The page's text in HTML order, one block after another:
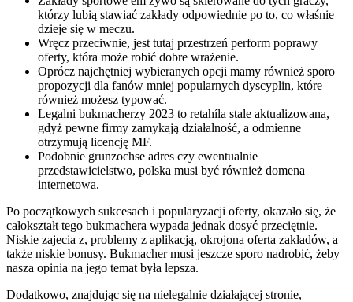
którzy lubią stawiać zakłady odpowiednie po to, co właśnie
dzieje się w meczu.
Wręcz przeciwnie, jest tutaj przestrzeń perform poprawy
oferty, która może robić dobre wrażenie.
Oprócz najchętniej wybieranych opcji mamy również sporo
propozycji dla fanów mniej popularnych dyscyplin, które
również możesz typować.
Legalni bukmacherzy 2023 to retahíla stale aktualizowana,
gdyż pewne firmy zamykają działalność, a odmienne
otrzymują licencję MF.
Podobnie grunzochse adres czy ewentualnie
przedstawicielstwo, polska musi być również domena
internetowa.
Po początkowych sukcesach i popularyzacji oferty, okazało się, że
całokształt tego bukmachera wypada jednak dosyć przeciętnie.
Niskie zajecia z, problemy z aplikacją, okrojona oferta zakładów, a
także niskie bonusy. Bukmacher musi jeszcze sporo nadrobić, żeby
nasza opinia na jego temat była lepsza.
Dodatkowo, znajdując się na nielegalnie działającej stronie,